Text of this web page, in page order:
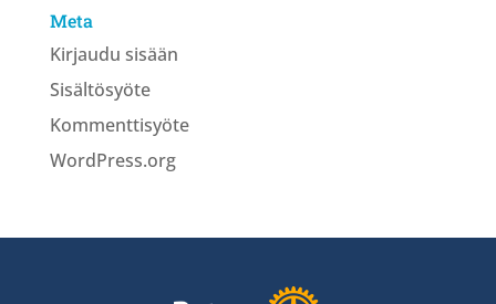
Meta
Kirjaudu sisään
Sisältösyöte
Kommenttisyöte
WordPress.org